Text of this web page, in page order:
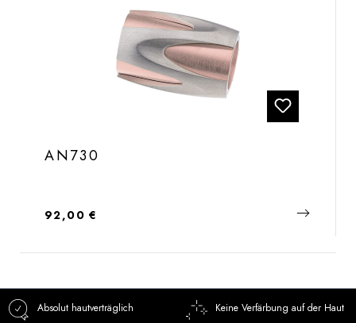
AN730
Regulärer Preis:
92,00 €
Absolut hautverträglich Keine Verfärbung auf der Haut